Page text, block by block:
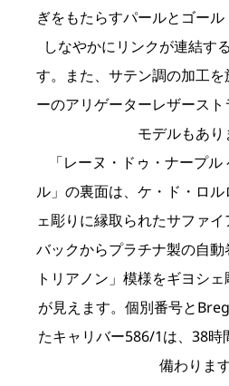
ぎをもたらすパールとゴール
しなやかにリンクが連結す
す。また、サテン調の加工
ーのアリゲーターレザース
モデルもあり
「レーヌ・ドゥ・ナープ
ル」の裏面は、ケ・ド・ロ
ェ彫りに縁取られたサファ
バックからプラチナ製の自動
トリアノン」模様をギヨシ
が見えます。個別番号と
たキャリバー586/1は、38時
備わります